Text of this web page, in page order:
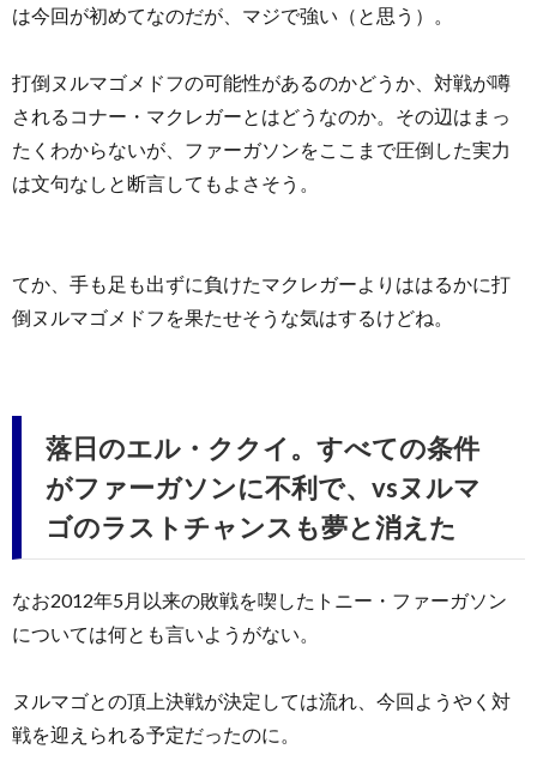
は今回が初めてなのだが、マジで強い（と思う）。
打倒ヌルマゴメドフの可能性があるのかどうか、対戦が噂
されるコナー・マクレガーとはどうなのか。その辺はまっ
たくわからないが、ファーガソンをここまで圧倒した実力
は文句なしと断言してもよさそう。
てか、手も足も出ずに負けたマクレガーよりははるかに打
倒ヌルマゴメドフを果たせそうな気はするけどね。
落日のエル・ククイ。すべての条件
がファーガソンに不利で、vsヌルマ
ゴのラストチャンスも夢と消えた
なお2012年5月以来の敗戦を喫したトニー・ファーガソン
については何とも言いようがない。
ヌルマゴとの頂上決戦が決定しては流れ、今回ようやく対
戦を迎えられる予定だったのに。